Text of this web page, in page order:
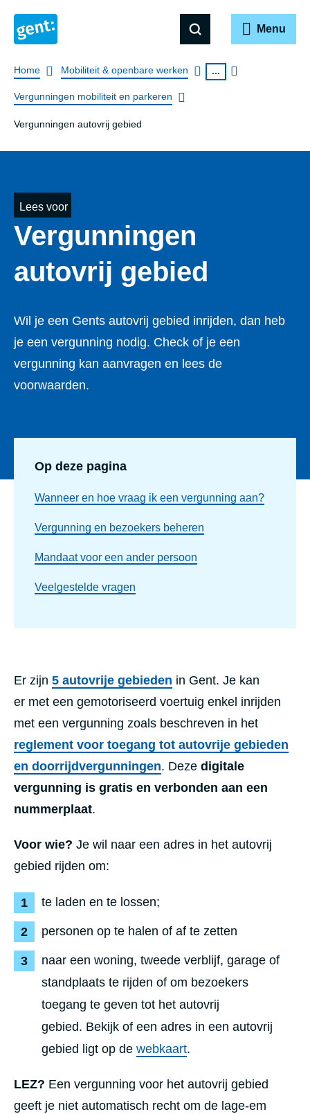
Menu
Breadcrumb
Home Mobiliteit & openbare werken ...
Vergunningen mobiliteit en parkeren
Vergunningen autovrij gebied
Lees voor
Vergunningen
autovrij gebied
Wil je een Gents autovrij gebied inrijden, dan heb
je een vergunning nodig. Check of je een
vergunning kan aanvragen en lees de
voorwaarden.
Op deze pagina
Wanneer en hoe vraag ik een vergunning aan?
Vergunning en bezoekers beheren
Mandaat voor een ander persoon
Veelgestelde vragen
Er zijn 5 autovrije gebieden in Gent. Je kan
er met een gemotoriseerd voertuig enkel inrijden
met een vergunning zoals beschreven in het
reglement voor toegang tot autovrije gebieden
en doorrijdvergunningen. Deze digitale
vergunning is gratis en verbonden aan een
nummerplaat.
Voor wie? Je wil naar een adres in het autovrij
gebied rijden om:
te laden en te lossen;
personen op te halen of af te zetten
naar een woning, tweede verblijf, garage of
standplaats te rijden of om bezoekers
toegang te geven tot het autovrij
gebied. Bekijk of een adres in een autovrij
gebied ligt op de webkaart.
LEZ? Een vergunning voor het autovrij gebied
geeft je niet automatisch recht om de lage-em